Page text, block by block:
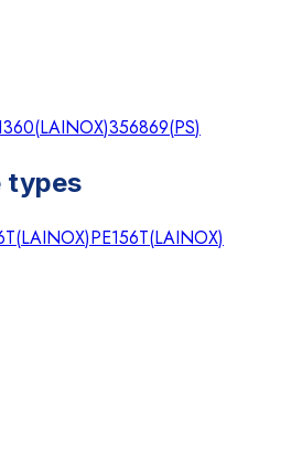
(LAINOX)356869(PS)
types
(LAINOX)PE156T(LAINOX)